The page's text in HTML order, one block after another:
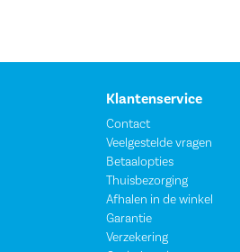
Klantenservice
Contact
Veelgestelde vragen
Betaalopties
Thuisbezorging
Afhalen in de winkel
Garantie
Verzekering